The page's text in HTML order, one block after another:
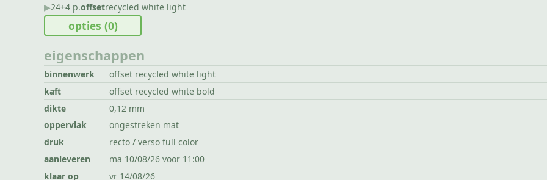
▶︎24+4 p.offsetrecycled white light
eigenschappen
binnenwerk offset recycled white light
kaft
offset recycled white bold
dikte
0,12 mm
oppervlak
ongestreken mat
druk
recto / verso full color
aanleveren
ma 10/08/26 voor 11:00
klaar op
vr 14/08/26
opties (0)